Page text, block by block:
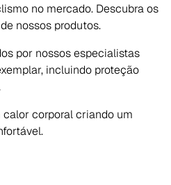
no mercado. Descubra os
nossos produtos.
por nossos especialistas
incluindo proteção
calor corporal criando um